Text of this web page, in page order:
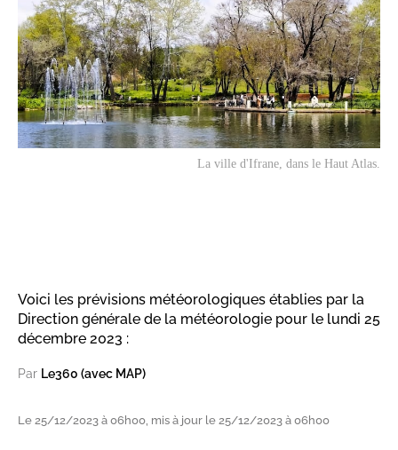
La ville d'Ifrane, dans le Haut Atlas.
Voici les prévisions météorologiques établies par la
Direction générale de la météorologie pour le lundi 25
décembre 2023 :
Par Le360 (avec MAP)
Le 25/12/2023 à 06h00, mis à jour le 25/12/2023 à 06h00